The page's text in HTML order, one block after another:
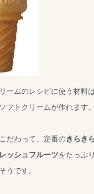
ームのレシピに使う材料
フトクリームが作れます。
だわって、定番のきらき
ッシュフルーツをたっぷ
うです。